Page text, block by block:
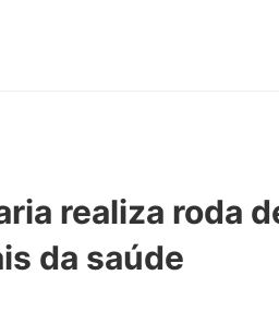
realiza roda
da saúde